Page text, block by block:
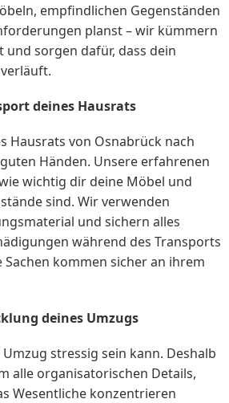
empfindlichen Gegenständen
planst – wir kümmern
und sorgen dafür, dass dein
deines Hausrats
Hausrats von Osnabrück nach
Händen. Unsere erfahrenen
wichtig dir deine Möbel und
sind. Wir verwenden
und sichern alles
während des Transports
Sachen kommen sicher an ihrem
deines Umzugs
stressig sein kann. Deshalb
alle organisatorischen Details,
Wesentliche konzentrieren